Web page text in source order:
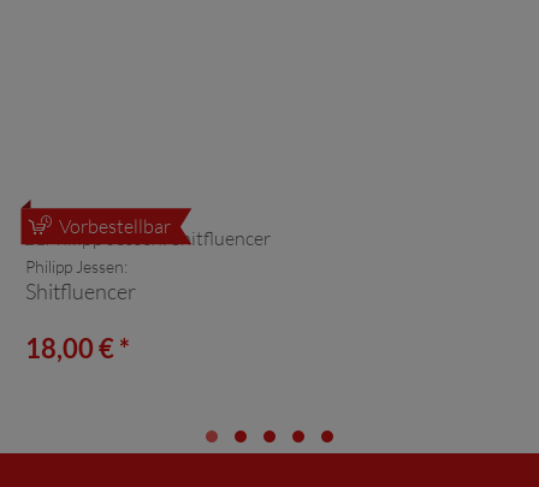
Vorbestellbar
Philipp Jessen:
Shitfluencer
18,00 € *